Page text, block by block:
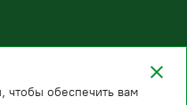
обеспечить вам